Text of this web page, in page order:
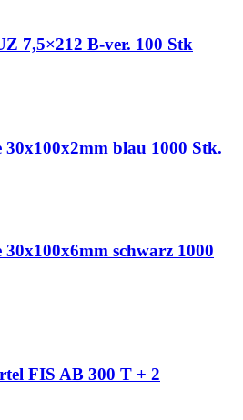
7,5×212 B-ver. 100 Stk
30x100x2mm blau 1000 Stk.
30x100x6mm schwarz 1000
FIS AB 300 T + 2